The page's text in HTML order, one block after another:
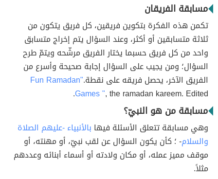
مسابقة الفريقان
تكمن هذه الفكرة بتكوين فريقين، كل فريق يتكون من
ثلاثة متسابقين أو أكثر، وعند السؤال يتم إخراج متسابق
واحد من كل فريق حسبما يختار الفريق مرشّحه ويتمّ طرح
السؤال؛ ومن يجيب على السؤال إجابة صحيحة وأسرع من
الفريق الآخر، يحصل فريقه على نقطة. "Fun Ramadan
Games ", the ramadan kareem. Edited.
مسابقة من هو النبيّ؟
وهي مسابقة تتعلق الأسئلة فيها بالأنبياء -عليهم الصلاة
والسلام- ؛ كأن يكون السؤال عن لقب نبيّ، أو مهنته، أو
موقف مميز عمله، أو مكان ولادته أو أسماء أبنائه وعددهم
مثلاً.